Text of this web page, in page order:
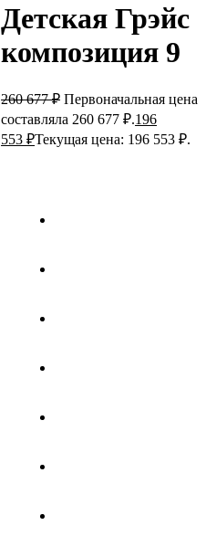
Детская Грэйс
композиция 9
260 677₽ Первоначальная цена
составляла 260 677 ₽.196
553₽Текущая цена: 196 553 ₽.